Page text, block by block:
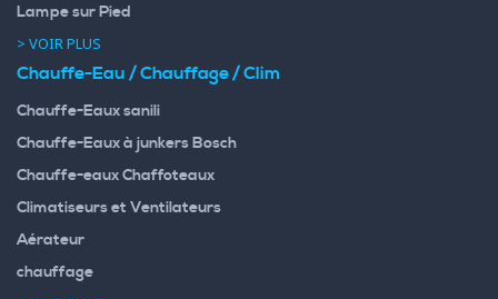
Lampe sur Pied
> VOIR PLUS
Chauffe-Eau / Chauffage / Clim
Chauffe-Eaux sanili
Chauffe-Eaux à junkers Bosch
Chauffe-eaux Chaffoteaux
Climatiseurs et Ventilateurs
Aérateur
chauffage